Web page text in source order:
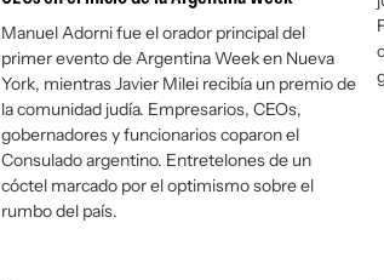
Manuel Adorni fue el orador principal del
primer evento de Argentina Week en Nueva
York, mientras Javier Milei recibía un premio de
la comunidad judía. Empresarios, CEOs,
gobernadores y funcionarios coparon el
Consulado argentino. Entretelones de un
cóctel marcado por el optimismo sobre el
rumbo del país.